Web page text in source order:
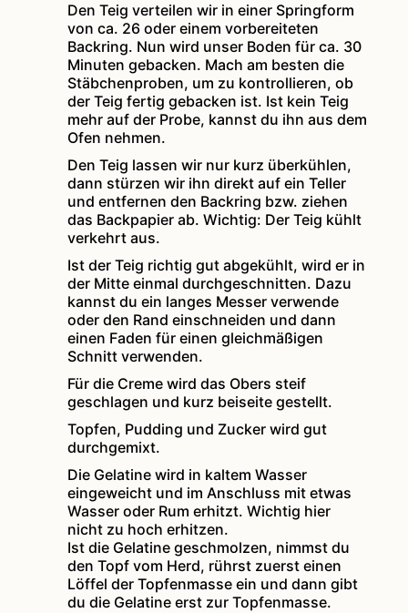
Den Teig verteilen wir in einer Springform
von ca. 26 oder einem vorbereiteten
Backring. Nun wird unser Boden für ca. 30
Minuten gebacken. Mach am besten die
Stäbchenproben, um zu kontrollieren, ob
der Teig fertig gebacken ist. Ist kein Teig
mehr auf der Probe, kannst du ihn aus dem
Ofen nehmen.
Den Teig lassen wir nur kurz überkühlen,
dann stürzen wir ihn direkt auf ein Teller
und entfernen den Backring bzw. ziehen
das Backpapier ab. Wichtig: Der Teig kühlt
verkehrt aus.
Ist der Teig richtig gut abgekühlt, wird er in
der Mitte einmal durchgeschnitten. Dazu
kannst du ein langes Messer verwende
oder den Rand einschneiden und dann
einen Faden für einen gleichmäßigen
Schnitt verwenden.
Für die Creme wird das Obers steif
geschlagen und kurz beiseite gestellt.
Topfen, Pudding und Zucker wird gut
durchgemixt.
Die Gelatine wird in kaltem Wasser
eingeweicht und im Anschluss mit etwas
Wasser oder Rum erhitzt. Wichtig hier
nicht zu hoch erhitzen.
Ist die Gelatine geschmolzen, nimmst du
den Topf vom Herd, rührst zuerst einen
Löffel der Topfenmasse ein und dann gibt
du die Gelatine erst zur Topfenmasse.